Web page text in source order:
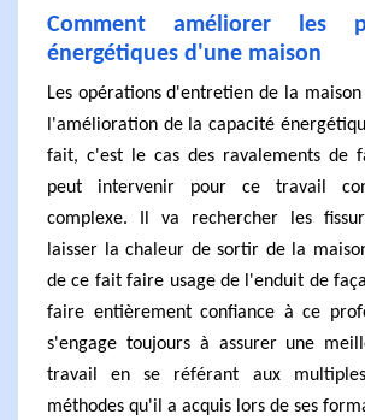
Comment améliorer les
énergétiques d'une maison
Les opérations d'entretien de la
l'amélioration de la capacité
fait, c'est le cas des ravalements de
peut intervenir pour ce travail
complexe. Il va rechercher les
laisser la chaleur de sortir de la
de ce fait faire usage de l'enduit de
faire entièrement confiance à ce
s'engage toujours à assurer une
travail en se référant aux
méthodes qu'il a acquis lors de ses